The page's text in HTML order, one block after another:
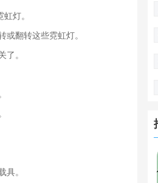
灯。
翻转这些霓虹灯。
了。
具。